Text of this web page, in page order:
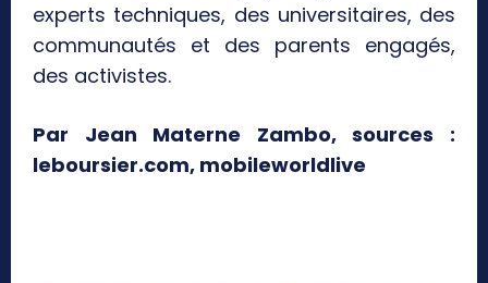
experts techniques, des universitaires, des
communautés et des parents engagés,
des activistes.
Par Jean Materne Zambo, sources :
leboursier.com, mobileworldlive